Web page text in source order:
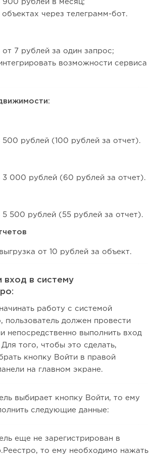
900 рублей в месяц;
через телеграмм-бот.
от 7 рублей за один запрос;
возможности сервиса
500 рублей (100 рублей за отчет).
3 000 рублей (60 рублей за отчет).
5 500 рублей (55 рублей за отчет).
от 10 рублей за объект.
вход в систему
работу с системой
пользователь должен провести
непосредственно выполнить вход
того, чтобы это сделать,
кнопку Войти в правой
на главном экране.
выбирает кнопку Войти, то ему
следующие данные:
еще не зарегистрирован в
то ему необходимо нажать